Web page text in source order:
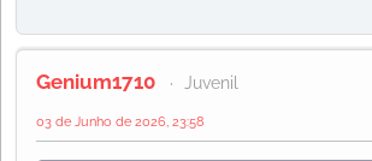
Genium1710 Juvenil
03 de Junho de 2026, 23:58